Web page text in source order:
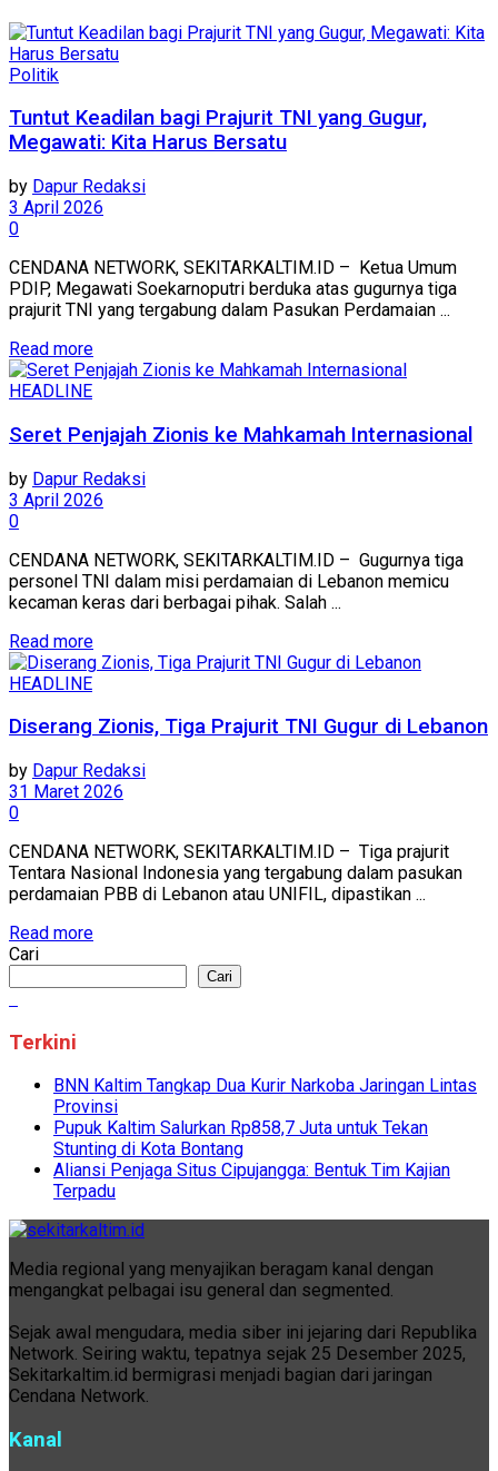
Politik
Tuntut Keadilan bagi Prajurit TNI yang Gugur,
Megawati: Kita Harus Bersatu
by Dapur Redaksi
3 April 2026
0
CENDANA NETWORK, SEKITARKALTIM.ID – Ketua Umum
PDIP, Megawati Soekarnoputri berduka atas gugurnya tiga
prajurit TNI yang tergabung dalam Pasukan Perdamaian ...
Read more
HEADLINE
Seret Penjajah Zionis ke Mahkamah Internasional
by Dapur Redaksi
3 April 2026
0
CENDANA NETWORK, SEKITARKALTIM.ID – Gugurnya tiga
personel TNI dalam misi perdamaian di Lebanon memicu
kecaman keras dari berbagai pihak. Salah ...
Read more
HEADLINE
Diserang Zionis, Tiga Prajurit TNI Gugur di Lebanon
by Dapur Redaksi
31 Maret 2026
0
CENDANA NETWORK, SEKITARKALTIM.ID – Tiga prajurit
Tentara Nasional Indonesia yang tergabung dalam pasukan
perdamaian PBB di Lebanon atau UNIFIL, dipastikan ...
Read more
Cari
Cari
Terkini
BNN Kaltim Tangkap Dua Kurir Narkoba Jaringan Lintas
Provinsi
Pupuk Kaltim Salurkan Rp858,7 Juta untuk Tekan
Stunting di Kota Bontang
Aliansi Penjaga Situs Cipujangga: Bentuk Tim Kajian
Terpadu
Media regional yang menyajikan beragam kanal dengan
mengangkat pelbagai isu general dan segmented.
Sejak awal mengudara, media siber ini jejaring dari Republika
Network. Seiring waktu, tepatnya sejak 25 Desember 2025,
Sekitarkaltim.id bermigrasi menjadi bagian dari jaringan
Cendana Network.
Kanal